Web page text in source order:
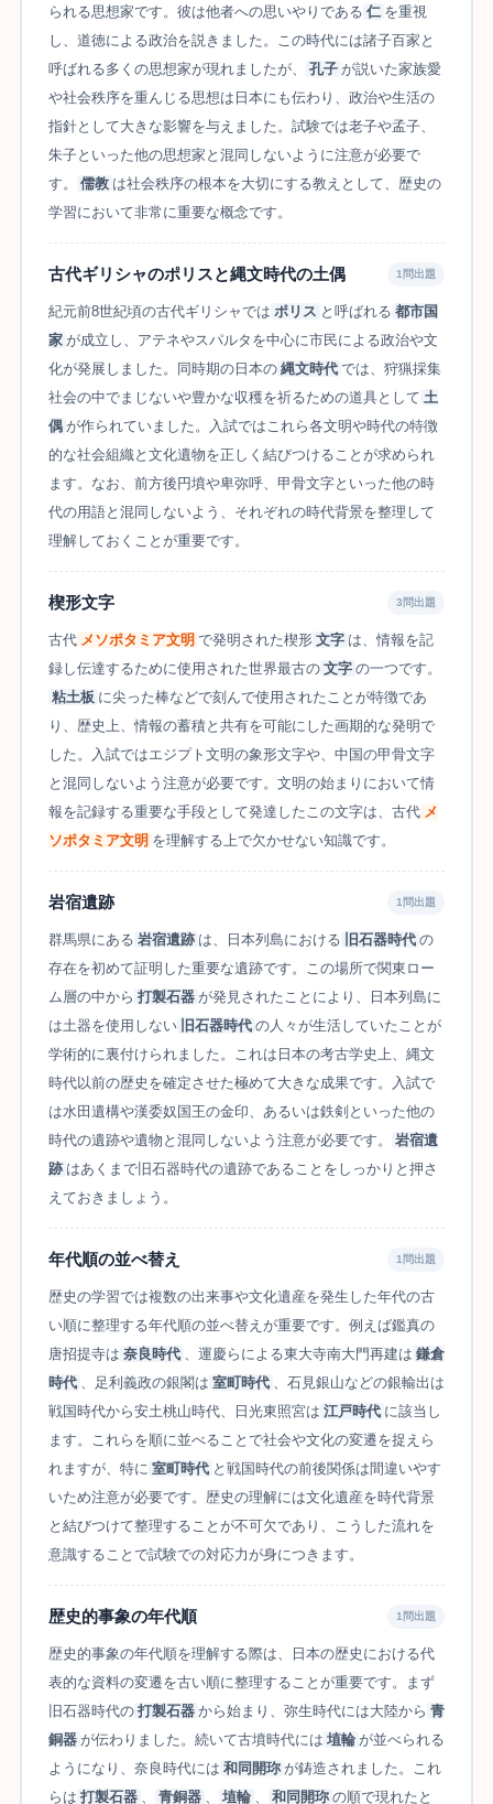
られる思想家です。彼は他者への思いやりである 仁 を重視
し、道徳による政治を説きました。この時代には諸子百家と
呼ばれる多くの思想家が現れましたが、
孔子 が説いた家族愛
や社会秩序を重んじる思想は日本にも伝わり、政治や生活の
指針として大きな影響を与えました。試験では老子や孟子、
朱子といった他の思想家と混同しないように注意が必要で
す。
儒教 は社会秩序の根本を大切にする教えとして、歴史の
学習において非常に重要な概念です。
古代ギリシャのポリスと縄文時代の土偶 1問出題
紀元前8世紀頃の古代ギリシャでは ポリス と呼ばれる 都市国
家 が成立し、アテネやスパルタを中心に市民による政治や文
化が発展しました。同時期の日本の 縄文時代 では、狩猟採集
社会の中でまじないや豊かな収穫を祈るための道具として 土
偶 が作られていました。入試ではこれら各文明や時代の特徴
的な社会組織と文化遺物を正しく結びつけることが求められ
ます。なお、前方後円墳や卑弥呼、甲骨文字といった他の時
代の用語と混同しないよう、それぞれの時代背景を整理して
理解しておくことが重要です。
楔形文字 3問出題
古代 メソポタミア文明 で発明された楔形 文字 は、情報を記
録し伝達するために使用された世界最古の 文字 の一つです。
粘土板 に尖った棒などで刻んで使用されたことが特徴であ
り、歴史上、情報の蓄積と共有を可能にした画期的な発明で
した。入試ではエジプト文明の象形文字や、中国の甲骨文字
と混同しないよう注意が必要です。文明の始まりにおいて情
報を記録する重要な手段として発達したこの文字は、古代 メ
ソポタミア文明 を理解する上で欠かせない知識です。
岩宿遺跡 1問出題
群馬県にある 岩宿遺跡 は、日本列島における 旧石器時代 の
存在を初めて証明した重要な遺跡です。この場所で関東ロー
ム層の中から 打製石器 が発見されたことにより、日本列島に
は土器を使用しない
旧石器時代 の人々が生活していたことが
学術的に裏付けられました。これは日本の考古学史上、縄文
時代以前の歴史を確定させた極めて大きな成果です。入試で
は水田遺構や漢委奴国王の金印、あるいは鉄剣といった他の
時代の遺跡や遺物と混同しないよう注意が必要です。
岩宿遺
跡 はあくまで旧石器時代の遺跡であることをしっかりと押さ
えておきましょう。
年代順の並べ替え 1問出題
歴史の学習では複数の出来事や文化遺産を発生した年代の古
い順に整理する年代順の並べ替えが重要です。例えば鑑真の
唐招提寺は 奈良時代 、運慶らによる東大寺南大門再建は 鎌倉
時代 、足利義政の銀閣は 室町時代 、石見銀山などの銀輸出は
戦国時代から安土桃山時代、日光東照宮は 江戸時代 に該当し
ます。これらを順に並べることで社会や文化の変遷を捉えら
れますが、特に 室町時代 と戦国時代の前後関係は間違いやす
いため注意が必要です。歴史の理解には文化遺産を時代背景
と結びつけて整理することが不可欠であり、こうした流れを
意識することで試験での対応力が身につきます。
歴史的事象の年代順 1問出題
歴史的事象の年代順を理解する際は、日本の歴史における代
表的な資料の変遷を古い順に整理することが重要です。まず
旧石器時代の 打製石器 から始まり、弥生時代には大陸から 青
銅器 が伝わりました。続いて古墳時代には 埴輪 が並べられる
ようになり、奈良時代には 和同開珎 が鋳造されました。これ
らは 打製石器 、 青銅器 、 埴輪 、 和同開珎 の順で現れたと